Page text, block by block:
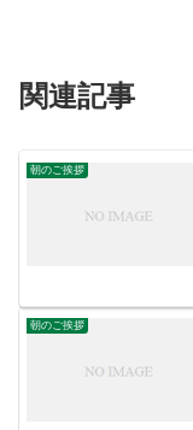
関連記事
朝のご挨拶
朝のご挨拶